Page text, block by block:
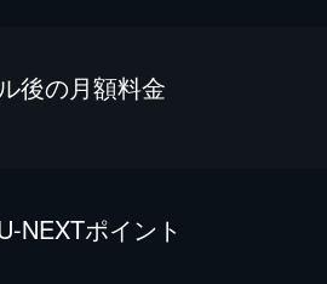
後の⽉額料金
NEXTポイント